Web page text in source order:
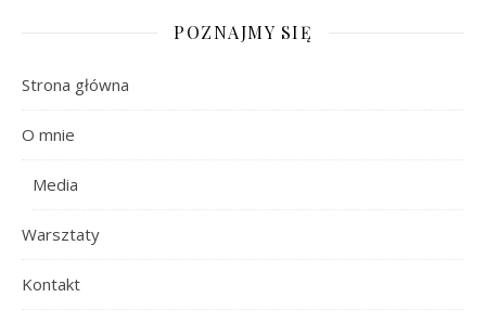
POZNAJMY SIĘ
Strona główna
O mnie
Media
Warsztaty
Kontakt